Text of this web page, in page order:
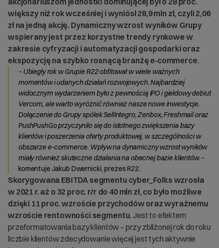
większy niż rok wcześniej i wyniósł 28,9 mln zł, czyli 2,06
zł na jedną akcję. Dynamiczny wzrost wyników Grupy
wspierany jest przez korzystne trendy rynkowe w
zakresie cyfryzacji i automatyzacji gospodarki oraz
ekspozycję na szybko rosnącą branżę e‑commerce.
– Ubiegły rok w Grupie R22 obfitował w wiele ważnych
momentów i udanych działań rozwojowych. Najbardziej
widocznym wydarzeniem było z pewnością IPO i giełdowy debiut
Vercom, ale warto wyróżnić również nasze nowe inwestycje.
Dołączenie do Grupy spółek SellIntegro, Zenbox, Freshmail oraz
PushPushGo przyczyniło się do istotnego zwiększenia bazy
klientów i poszerzenia oferty produktowej, w szczególności w
obszarze e-commerce. Wpływ na dynamiczny wzrost wyników
miały również skuteczne działania na obecnej bazie klientów.–
komentuje Jakub Dwernicki, prezes R22.
Skorygowana EBITDA segmentu cyber_Folks wzrosła
w 2021 r. aż o 32 proc. r/r do 40 mln zł, co było możliwe
dzięki 11 proc. wzroście przychodów oraz wyraźnemu
wzroście rentowności segmentu.Jest to efektem
przeformatowania bazy klientów – przy zbliżonej rok do roku
liczbie klientów zdecydowanie więcej jest tych aktywnie